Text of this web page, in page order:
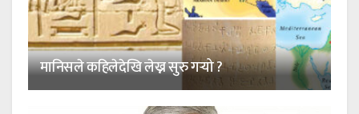
मानिसले कहिलेदेखि लेख्न सुरु गर्‍यो ?